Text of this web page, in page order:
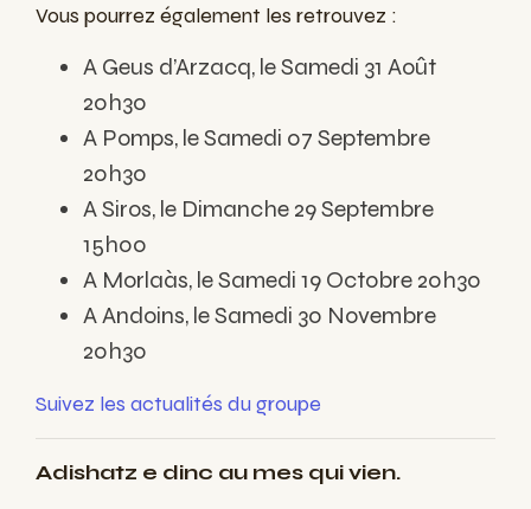
Vous pourrez également les retrouvez :
A Geus d’Arzacq, le Samedi 31 Août
20h30
A Pomps, le Samedi 07 Septembre
20h30
A Siros, le Dimanche 29 Septembre
15h00
A Morlaàs, le Samedi 19 Octobre 20h30
A Andoins, le Samedi 30 Novembre
20h30
Suivez les actualités du groupe
Adishatz e dinc au mes qui vien.